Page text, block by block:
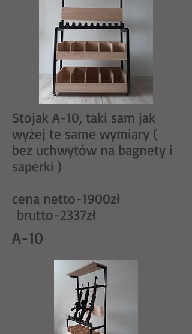
Stojak A-10, taki sam jak
wyżej te same wymiary (
bez uchwytów na bagnety i
saperki )
cena netto-1900zł
brutto-2337zł
A-10